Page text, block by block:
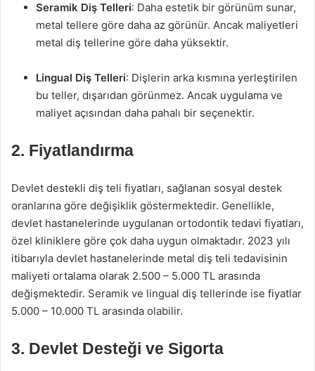
Seramik Diş Telleri: Daha estetik bir görünüm sunar,
metal tellere göre daha az görünür. Ancak maliyetleri
metal diş tellerine göre daha yüksektir.
Lingual Diş Telleri: Dişlerin arka kısmına yerleştirilen
bu teller, dışarıdan görünmez. Ancak uygulama ve
maliyet açısından daha pahalı bir seçenektir.
2. Fiyatlandırma
Devlet destekli diş teli fiyatları, sağlanan sosyal destek
oranlarına göre değişiklik göstermektedir. Genellikle,
devlet hastanelerinde uygulanan ortodontik tedavi fiyatları,
özel kliniklere göre çok daha uygun olmaktadır. 2023 yılı
itibarıyla devlet hastanelerinde metal diş teli tedavisinin
maliyeti ortalama olarak 2.500 – 5.000 TL arasında
değişmektedir. Seramik ve lingual diş tellerinde ise fiyatlar
5.000 – 10.000 TL arasında olabilir.
3. Devlet Desteği ve Sigorta